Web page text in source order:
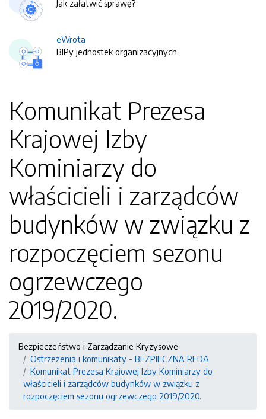
Jak załatwić sprawę?
eWrota
BIPy jednostek organizacyjnych.
Komunikat Prezesa
Krajowej Izby
Kominiarzy do
właścicieli i zarządców
budynków w związku z
rozpoczęciem sezonu
ogrzewczego
2019/2020.
Bezpieczeństwo i Zarządzanie Kryzysowe
Ostrzeżenia i komunikaty - BEZPIECZNA REDA
Komunikat Prezesa Krajowej Izby Kominiarzy do
właścicieli i zarządców budynków w związku z
rozpoczęciem sezonu ogrzewczego 2019/2020.